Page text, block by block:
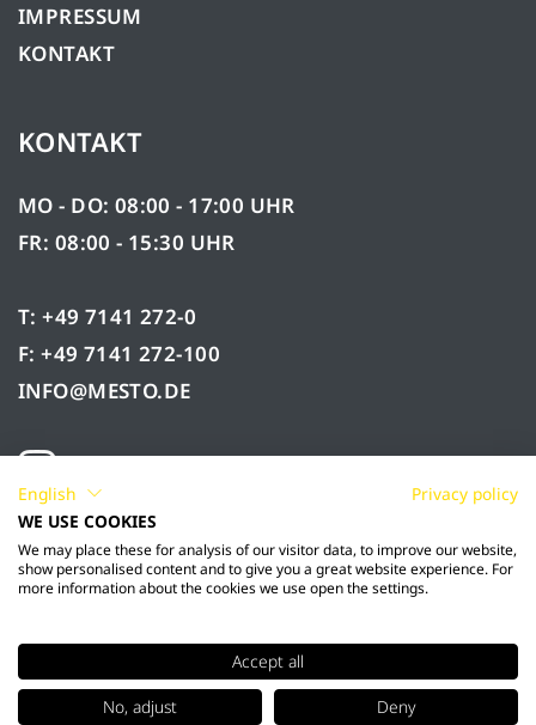
IMPRESSUM
KONTAKT
KONTAKT
MO - DO: 08:00 - 17:00 UHR
FR: 08:00 - 15:30 UHR
T: +49 7141 272-0
F: +49 7141 272-100
INFO@MESTO.DE
© 2026 Mesto Spritzenfabrik Ernst Stockburger
GmbH
English
Privacy policy
WE USE COOKIES
We may place these for analysis of our visitor data, to improve our website,
show personalised content and to give you a great website experience. For
more information about the cookies we use open the settings.
Accept all
No, adjust
Deny